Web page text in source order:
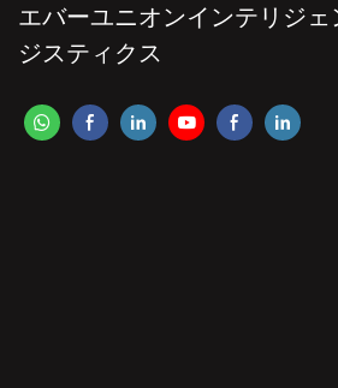
エバーユニオンインテリジェ
ジスティクス